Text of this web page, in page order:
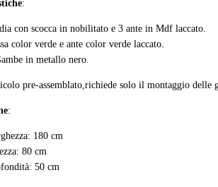
:
con scocca in nobilitato e 3 ante in Mdf laccato.
color verde e ante color verde laccato.
in metallo nero.
pre-assemblato,richiede solo il montaggio delle
:
180 cm
80 cm
50 cm